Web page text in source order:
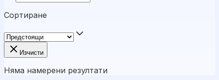
Сортиране
Изчисти
Няма намерени резултати